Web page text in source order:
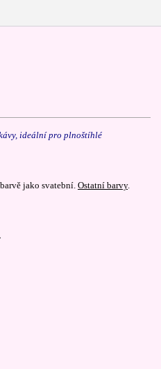
ideální pro plnoštíhlé
jako svatební. Ostatní barvy.